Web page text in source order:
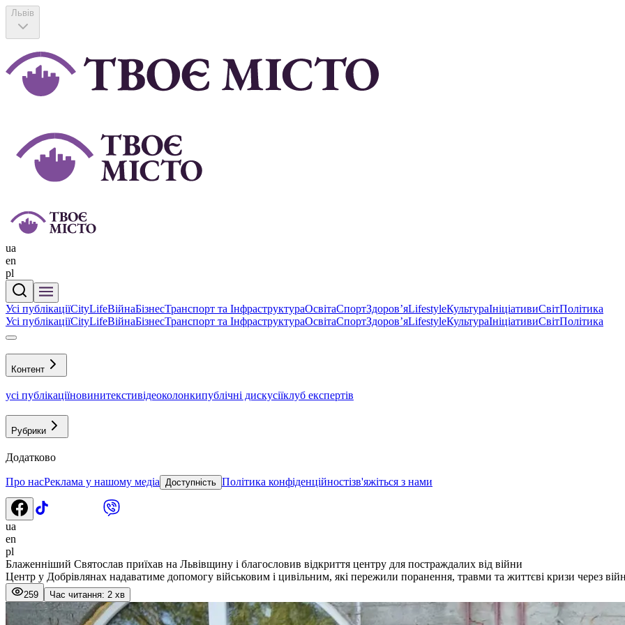
Львів
ua
en
pl
Усі публікаціїCityLifeВійнаБізнесТранспорт та ІнфраструктураОсвітаСпортЗдоровʼяLifestyleКультураІніціативиСвітПолітика
Усі публікаціїCityLifeВійнаБізнесТранспорт та ІнфраструктураОсвітаСпортЗдоровʼяLifestyleКультураІніціативиСвітПолітика
Контент
усі публікаціїновинитекстивідеоколонкипублічні дискусіїклуб експертів
Рубрики
Додатково
Про насРеклама у нашому медіа Доступність Політика конфіденційностізв'яжіться з нами
ua
en
pl
Блаженніший Святослав приїхав на Львівщину і благословив відкриття центру для постраждалих від війни
Центр у Добрівлянах надаватиме допомогу військовим і цивільним, які пережили поранення, травми та життєві кризи через
259 Час читання: 2 хв